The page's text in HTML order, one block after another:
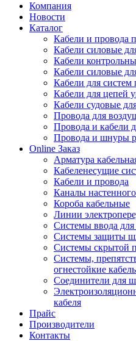
Компания
Новости
Каталог
Кабели и провода
Кабели силовые
Кабели
Кабели силовые
Кабели для
Кабели для цепей
Кабели судовые
Провода для
Провода и кабели
Провода и шнуры
Online Заказ
Арматура
Кабеленесущие
Кабели и провода
Каналы
Короба кабельные
Линии
Системы ввода
Системы защиты
Системы скрытой
Системы,
огнестойкие
Соединители для
кабеля
Прайс
Производители
Контакты